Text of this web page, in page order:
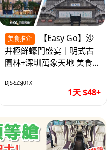
美食推介
井極鮮蠔門盛宴｜明式古
園林+深圳萬象天地 美食
DJS-SZSJ01X
1天 $48+